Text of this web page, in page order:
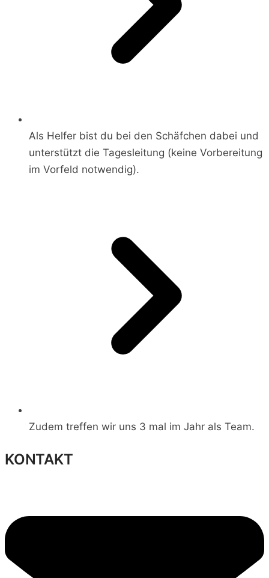
Als Helfer bist du bei den Schäfchen dabei und
unterstützt die Tagesleitung (keine Vorbereitung
im Vorfeld notwendig).
Zudem treffen wir uns 3 mal im Jahr als Team.
KONTAKT